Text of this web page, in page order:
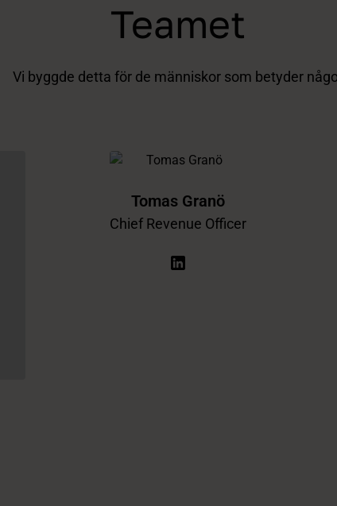
Teamet
Vi byggde detta för de människor som betyder
Tomas Granö
Chief Revenue Officer